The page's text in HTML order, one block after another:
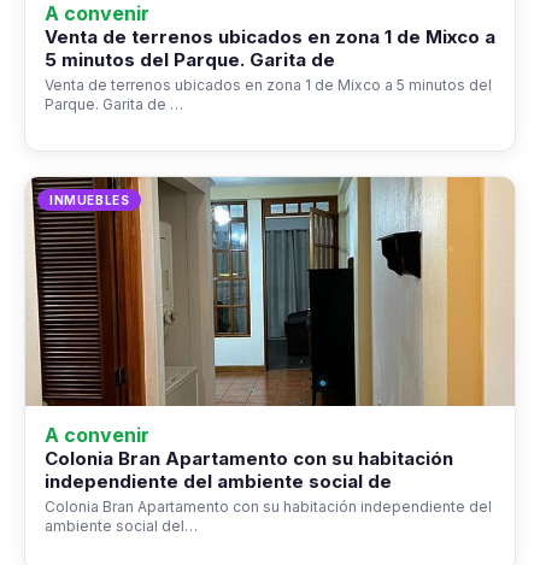
A convenir
Venta de terrenos ubicados en zona 1 de Mixco a
5 minutos del Parque. Garita de
Venta de terrenos ubicados en zona 1 de Mixco a 5 minutos del
Parque. Garita de …
INMUEBLES
A convenir
Colonia Bran Apartamento con su habitación
independiente del ambiente social de
Colonia Bran Apartamento con su habitación independiente del
ambiente social del…